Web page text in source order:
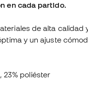
en cada partido.
de alta calidad
y un ajuste
23% poliéster